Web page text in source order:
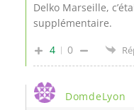
Delko Marseille,
supplémentaire.
4
0
DomdeLyon